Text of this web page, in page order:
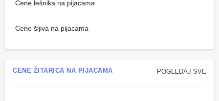
Cene lešnika na pijacama
Cene šljiva na pijacama
POGLEDAJ SVE
CENE ŽITARICA NA PIJACAMA